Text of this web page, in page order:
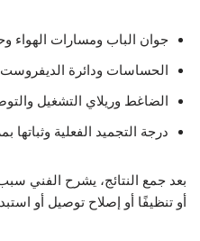
جوان الباب ومسارات الهواء
الحساسات ودائرة الديفروست
الضاغط وريلاي التشغيل
درجة التجميد الفعلية وثباتها
بعد جمع النتائج، يشرح الفني
أو تنظيفًا أو إصلاح توصيل أو